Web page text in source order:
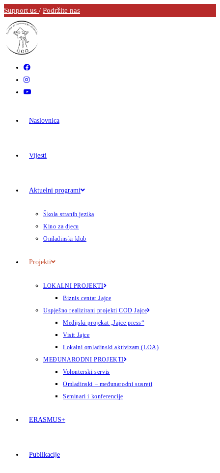
Support us / Podržite nas
Naslovnica
Vijesti
Aktuelni programi
Škola stranih jezika
Kino za djecu
Omladinski klub
Projekti
LOKALNI PROJEKTI
Biznis centar Jajce
Uspješno realizirani projekti COD Jajce
Medijski projekat „Jajce press“
Visit Jajce
Lokalni omladinski aktivizam (LOA)
MEĐUNARODNI PROJEKTI
Volonterski servis
Omladinski – međunarodni susreti
Seminari i konferencije
ERASMUS+
Publikacije